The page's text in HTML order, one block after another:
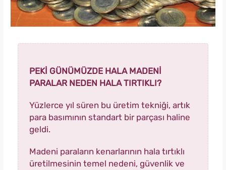
PEKİ GÜNÜMÜZDE HALA MADENİ
PARALAR NEDEN HALA TIRTIKLI?
Yüzlerce yıl süren bu üretim tekniği, artık
para basımının standart bir parçası haline
geldi.
Madeni paraların kenarlarının hala tırtıklı
üretilmesinin temel nedeni, güvenlik ve